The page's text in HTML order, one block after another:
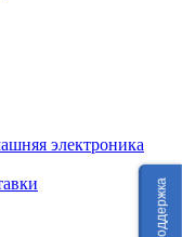
электроника